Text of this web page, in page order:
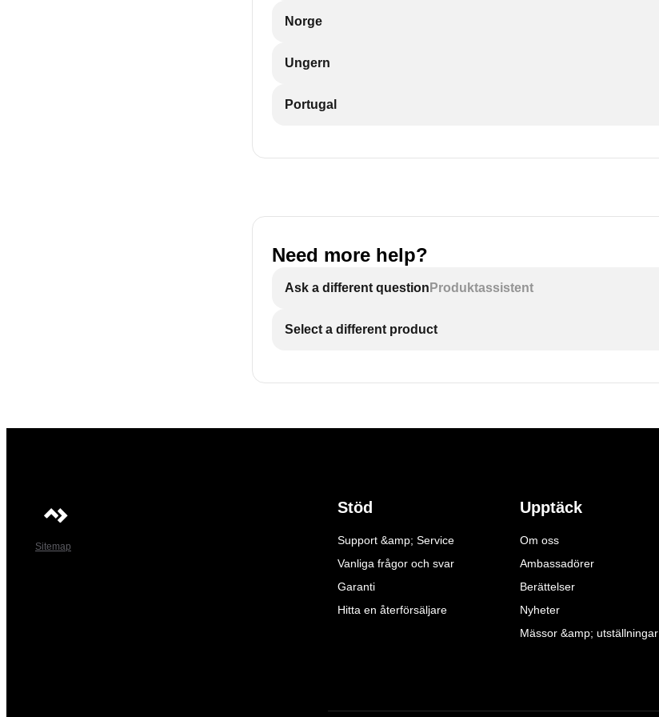
Norge
Ungern
Portugal
Need more help?
Ask a different question Produktassistent
Select a different product
Sitemap
Stöd
Support &amp; Service
Vanliga frågor och svar
Garanti
Hitta en återförsäljare
Upptäck
Om oss
Ambassadörer
Berättelser
Nyheter
Mässor &amp; utställningar